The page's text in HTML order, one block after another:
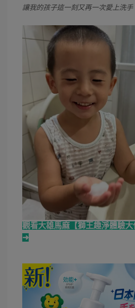
讓我的孩子這一刻又再一次愛上洗
觀看大雄馬麻【獅王趣淨體驗
➜